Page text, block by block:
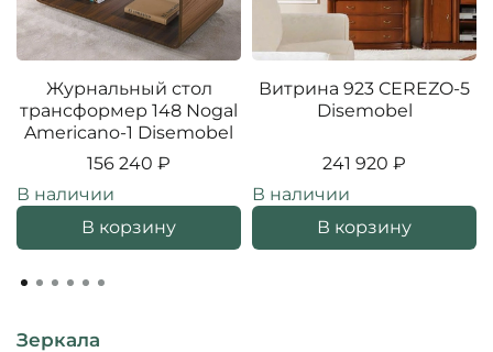
Журнальный стол
трансформер 148 Nogal
Americano-1 Disemobel
156 240 ₽
В наличии
В корзину
Витрина 923 CEREZO-5
Disemobel
241 920 ₽
В наличии
В корзину
Зеркала